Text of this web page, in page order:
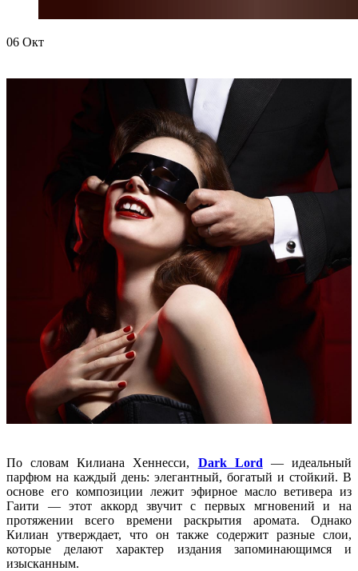
06 Окт
По словам Килиана Хеннесси, Dark Lord — идеальный
парфюм на каждый день: элегантный, богатый и стойкий. В
основе его композиции лежит эфирное масло ветивера из
Гаити — этот аккорд звучит с первых мгновений и на
протяжении всего времени раскрытия аромата. Однако
Килиан утверждает, что он также содержит разные слои,
которые делают характер издания запоминающимся и
изысканным.